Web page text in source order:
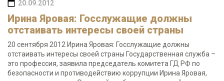
20.09.2012
Ирина Яровая: Госслужащие должны
отстаивать интересы своей страны
20 сентября 2012 Ирина Яровая: Госслужащие должны
отстаивать интересы своей страны Государственная служба –
это профессия, заявила председатель комитета ГД РФ по
безопасности и противодействию коррупции Ирина Яровая,